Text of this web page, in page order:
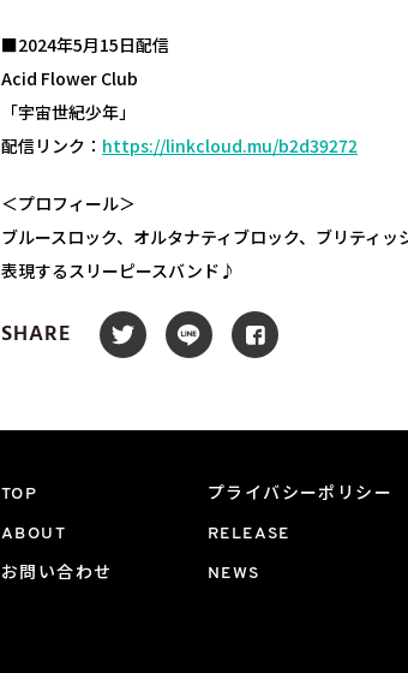
■2024年5月15日配信
Acid Flower Club
「宇宙世紀少年」
配信リンク： https://linkcloud.mu/b2d39272
＜プロフィール＞
ブルースロック、オルタナティブロック、ブリティ
表現するスリーピースバンド♪
SHARE
TOP プライバシーポリシー
ABOUT RELEASE
お問い合わせ NEWS